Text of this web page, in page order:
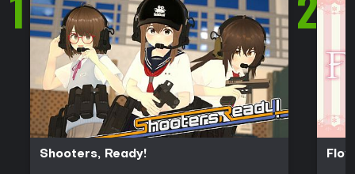
Shooters, Ready!